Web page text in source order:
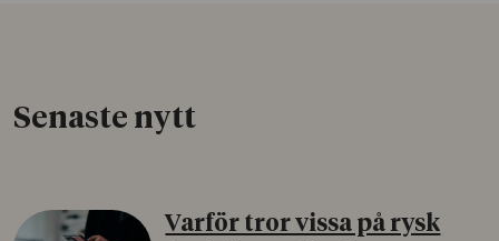
Senaste nytt
Varför tror vissa på rysk